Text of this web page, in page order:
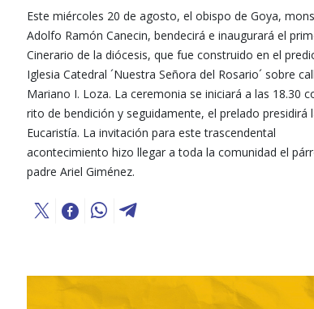
Este miércoles 20 de agosto, el obispo de Goya,
Adolfo Ramón Canecin, bendecirá e inaugurará el
Cinerario de la diócesis, que fue construido en el
Iglesia Catedral ´Nuestra Señora del Rosario´ sobre
Mariano I. Loza. La ceremonia se iniciará a las 18.30
rito de bendición y seguidamente, el prelado presidirá
Eucaristía. La invitación para este trascendental
acontecimiento hizo llegar a toda la comunidad el
padre Ariel Giménez.